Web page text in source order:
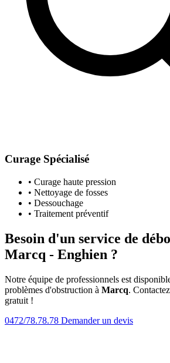
Curage Spécialisé
• Curage haute pression
• Nettoyage de fosses
• Dessouchage
• Traitement préventif
Besoin d'un service de
Marcq - Enghien ?
Notre équipe de professionnels est
problèmes d'obstruction à Marcq.
gratuit !
0472/78.78.78 Demander un devis